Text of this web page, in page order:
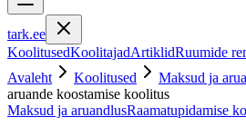
tark.ee
KoolitusedKoolitajadArtiklidRuumide
Avaleht
Koolitused Maksud ja
aruande koostamise koolitus
Maksud ja aruandlusRaamatupidamise